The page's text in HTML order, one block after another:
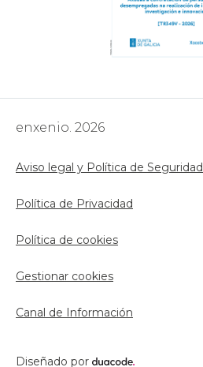
enxenio. 2026
Aviso legal y Política de Seguridad
Política de Privacidad
Política de cookies
Gestionar cookies
Canal de Información
Diseñado por